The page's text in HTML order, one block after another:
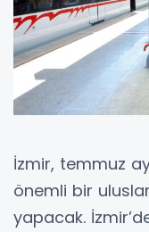
İzmir, temmuz
önemli bir
yapacak.